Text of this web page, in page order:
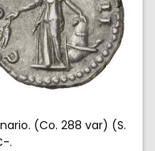
(Co. 288 var) (S.
.